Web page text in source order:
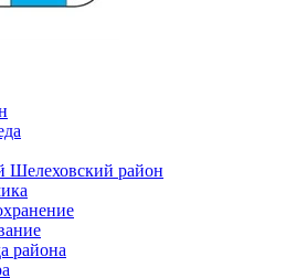
Шелеховский район
района